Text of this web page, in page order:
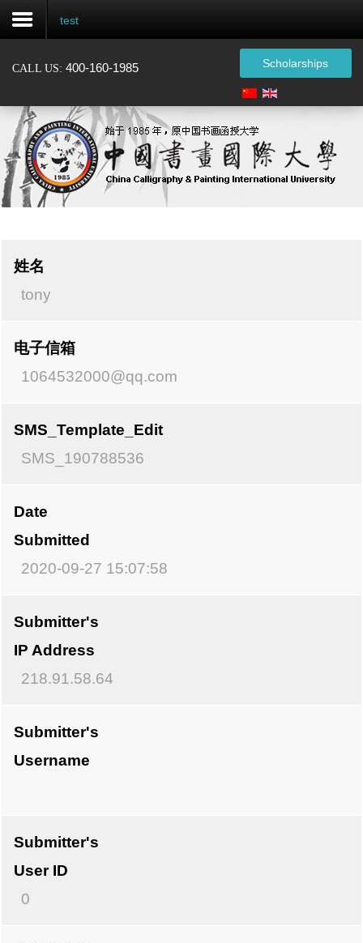
Home
About
Certification
Alumni
Support
校
test
CALL US:400-160-1985 Scholarships
姓名
tony
电子信箱
1064532000@qq.com
SMS_Template_Edit
SMS_190788536
Date
Submitted
2020-09-27 15:07:58
Submitter's
IP Address
218.91.58.64
Submitter's
Username
Submitter's
User ID
0